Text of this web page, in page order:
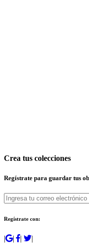
Crea tus colecciones
Regístrate para guardar tus
Regístrate con:
| | | |